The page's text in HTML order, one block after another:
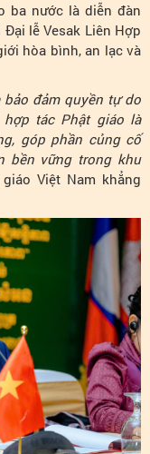
ba nước là diễn đàn
lễ Vesak Liên Hợp
hòa bình, an lạc và
đảm quyền tự do
tác Phật giáo là
góp phần củng cố
bền vững trong khu
Việt Nam khẳng